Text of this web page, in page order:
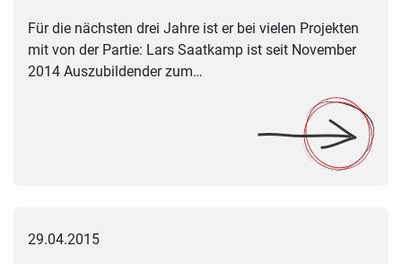
Für die nächsten drei Jahre ist er bei vielen Projekten
mit von der Partie: Lars Saatkamp ist seit November
2014 Auszubildender zum…
29.04.2015